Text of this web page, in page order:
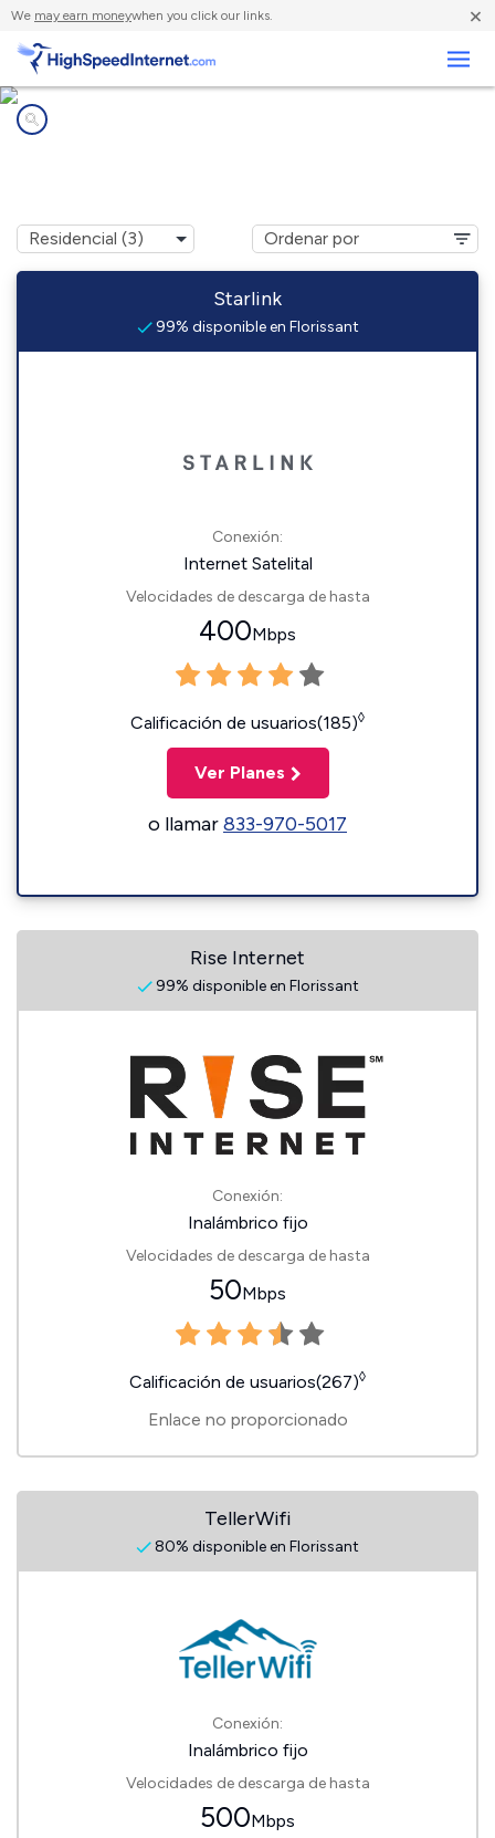
We may earn moneywhen you click our links. ×
Starlink
99% disponible en Florissant
Conexión:
Internet Satelital
Velocidades de descarga de hasta
400Mbps
Calificación de usuarios(185)◊
Ver Planes
o llamar833-970-5017
Rise Internet
99% disponible en Florissant
Conexión:
Inalámbrico fijo
Velocidades de descarga de hasta
50Mbps
Calificación de usuarios(267)◊
Enlace no proporcionado
TellerWifi
80% disponible en Florissant
Conexión:
Inalámbrico fijo
Velocidades de descarga de hasta
500Mbps